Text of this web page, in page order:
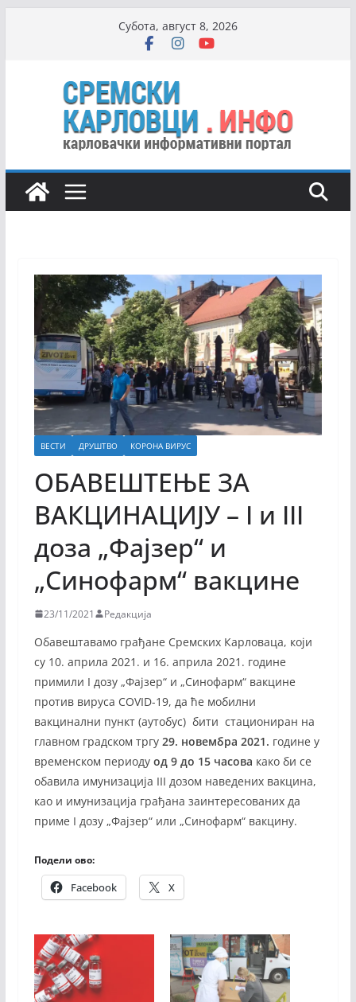
Субота, август 8, 2026
ВЕСТИ ДРУШТВО КОРОНА ВИРУС
ОБАВЕШТЕЊЕ ЗА
ВАКЦИНАЦИЈУ – I и III
доза „Фајзер“ и
„Синофарм“ вакцине
23/11/2021 Редакција
Обавештавамо грађане Сремских Карловаца, који
су 10. априла 2021. и 16. априла 2021. године
примили I дозу „Фајзер“ и „Синофарм“ вакцине
против вируса COVID-19, да ће мобилни
вакцинални пункт (аутобус) бити стациониран на
главном градском тргу 29. новембра 2021. године у
временском периоду од 9 до 15 часова како би се
обавила имунизација III дозом наведених вакцина,
као и имунизација грађана заинтересованих да
приме I дозу „Фајзер“ или „Синофарм“ вакцину.
Подели ово:
Facebook X